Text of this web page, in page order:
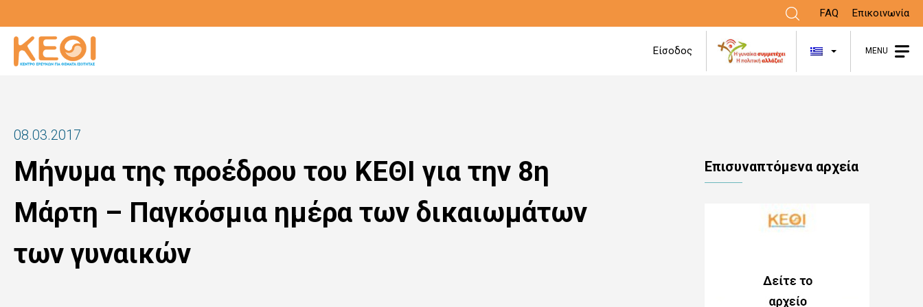
προς
το
FAQ Επικοινωνία
Είσοδος ΛίσταMENU
08.03.2017
Μήνυμα της προέδρου του ΚΕΘΙ για την 8η
Μάρτη – Παγκόσμια ημέρα των δικαιωμάτων
των γυναικών
Επισυναπτόμενα αρχεία